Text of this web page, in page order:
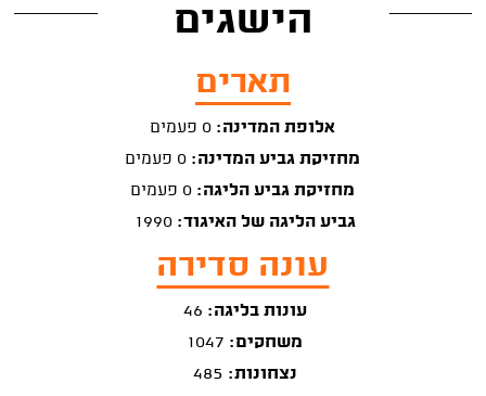
הישגים
תארים
אלופת המדינה:
מחזיקת גביע המדינה:
מחזיקת גביע הליגה:
גביע הליגה של האיגוד: 1990
עונה סדירה
עונות בליגה:
משחקים:
נצחונות: